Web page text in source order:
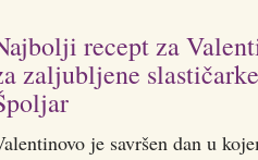
recept za
zaljubljene
je savršen dan u